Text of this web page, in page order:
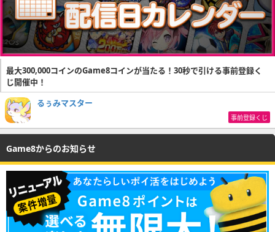
最大300,000コインのGame8コインが当たる！30秒で引ける事前登録く
じ開催中！
るぅみマスター
事前登録くじ
Game8からのお知らせ